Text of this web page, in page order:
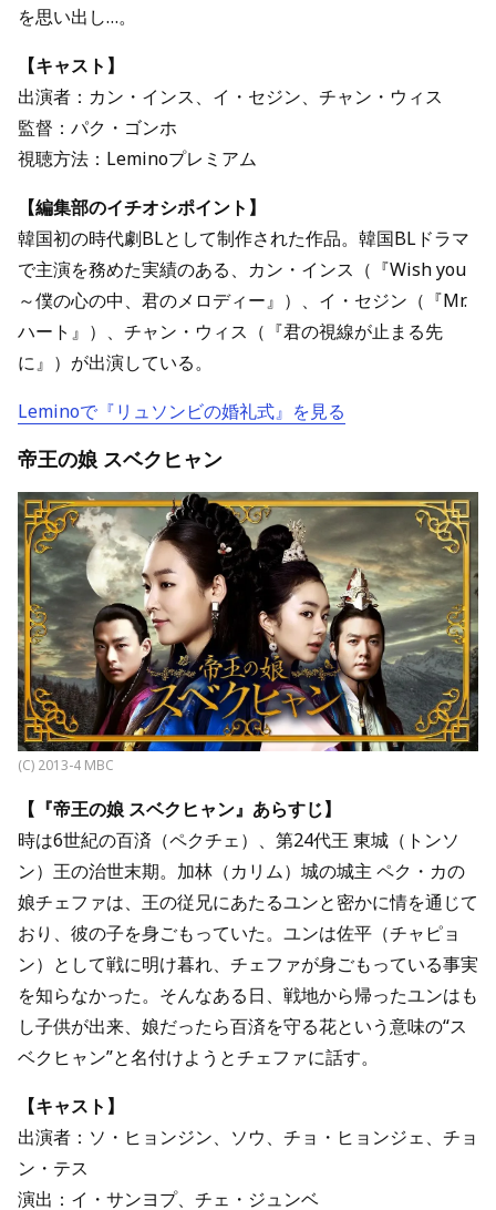
を思い出し…。
【キャスト】
出演者：カン・インス、イ・セジン、チャン・ウィス
監督：パク・ゴンホ
視聴方法：Leminoプレミアム
【編集部のイチオシポイント】
韓国初の時代劇BLとして制作された作品。韓国BLドラマ
で主演を務めた実績のある、カン・インス（『Wish you
～僕の心の中、君のメロディー』）、イ・セジン（『Mr.
ハート』）、チャン・ウィス（『君の視線が止まる先
に』）が出演している。
Leminoで『リュソンビの婚礼式』を見る
帝王の娘 スベクヒャン
(C) 2013-4 MBC
【『帝王の娘 スベクヒャン』あらすじ】
時は6世紀の百済（ペクチェ）、第24代王 東城（トンソ
ン）王の治世末期。加林（カリム）城の城主 ペク・カの
娘チェファは、王の従兄にあたるユンと密かに情を通じて
おり、彼の子を身ごもっていた。ユンは佐平（チャピョ
ン）として戦に明け暮れ、チェファが身ごもっている事実
を知らなかった。そんなある日、戦地から帰ったユンはも
し子供が出来、娘だったら百済を守る花という意味の“ス
ベクヒャン”と名付けようとチェファに話す。
【キャスト】
出演者：ソ・ヒョンジン、ソウ、チョ・ヒョンジェ、チョ
ン・テス
演出：イ・サンヨプ、チェ・ジュンベ